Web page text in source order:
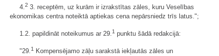
4. 2 3. receptēm, uz kurām ir izrakstītas zāles, kuru Veselības
ekonomikas centra noteiktā aptiekas cena nepārsniedz trīs latus.";
1.2. papildināt noteikumus ar 29.1 punktu šādā redakcijā:
"29.1
Kompensējamo zāļu sarakstā iekļautās zāles un